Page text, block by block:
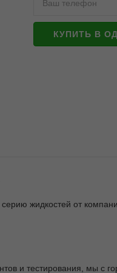
КУПИТЬ В
жидкостей от
и тестирования, мы с